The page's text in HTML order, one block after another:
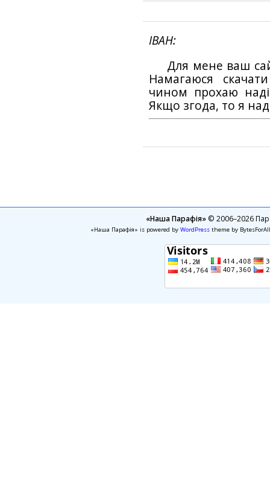
ІВАН
Для мене ваш
Намагаюся
чином прохаю
Якщо згода, то я
«Наша Парафія»© 2006–2026
«Наша Парафія» is powered by WordPresstheme by